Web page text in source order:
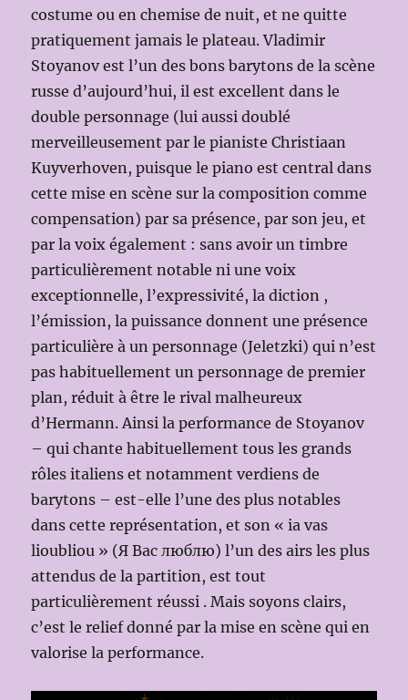
costume ou en chemise de nuit, et ne quitte
pratiquement jamais le plateau. Vladimir
Stoyanov est l’un des bons barytons de la scène
russe d’aujourd’hui, il est excellent dans le
double personnage (lui aussi doublé
merveilleusement par le pianiste Christiaan
Kuyverhoven, puisque le piano est central dans
cette mise en scène sur la composition comme
compensation) par sa présence, par son jeu, et
par la voix également : sans avoir un timbre
particulièrement notable ni une voix
exceptionnelle, l’expressivité, la diction ,
l’émission, la puissance donnent une présence
particulière à un personnage (Jeletzki) qui n’est
pas habituellement un personnage de premier
plan, réduit à être le rival malheureux
d’Hermann. Ainsi la performance de Stoyanov
– qui chante habituellement tous les grands
rôles italiens et notamment verdiens de
barytons – est-elle l’une des plus notables
dans cette représentation, et son « ia vas
lioubliou » (Я Вас люблю) l’un des airs les plus
attendus de la partition, est tout
particulièrement réussi . Mais soyons clairs,
c’est le relief donné par la mise en scène qui en
valorise la performance.